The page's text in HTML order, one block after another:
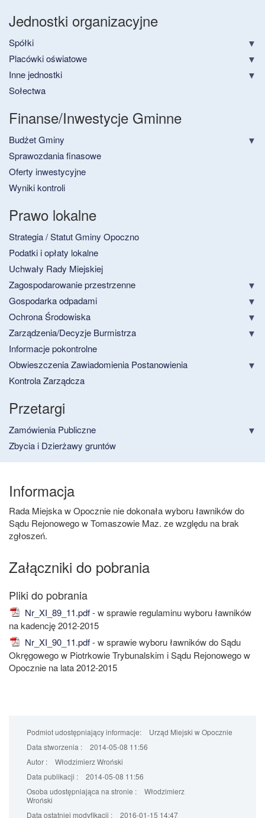
Jednostki organizacyjne
Spółki
Placówki oświatowe
Inne jednostki
Sołectwa
Finanse/Inwestycje Gminne
Budżet Gminy
Sprawozdania finasowe
Oferty inwestycyjne
Wyniki kontroli
Prawo lokalne
Strategia / Statut Gminy Opoczno
Podatki i opłaty lokalne
Uchwały Rady Miejskiej
Zagospodarowanie przestrzenne
Gospodarka odpadami
Ochrona Środowiska
Zarządzenia/Decyzje Burmistrza
Informacje pokontrolne
Obwieszczenia Zawiadomienia Postanowienia
Kontrola Zarządcza
Przetargi
Zamówienia Publiczne
Zbycia i Dzierżawy gruntów
Informacja
Rada Miejska w Opocznie nie dokonała wyboru ławników do
Sądu Rejonowego w Tomaszowie Maz. ze względu na brak
zgłoszeń.
Załączniki do pobrania
Nr_XI_89_11.pdf- w sprawie regulaminu wyboru ławników
na kadencję 2012-2015
Nr_XI_90_11.pdf- w sprawie wyboru ławników do Sądu
Okręgowego w Piotrkowie Trybunalskim i Sądu Rejonowego w
Opocznie na lata 2012-2015
Podmiot udostępniający informacje:
Urząd Miejski w Opocznie
Data stworzenia :
2014-05-08 11:56
Autor :
Włodzimierz Wroński
Data publikacji :
2014-05-08 11:56
Osoba udostępniająca na stronie :
Włodzimierz
Wroński
Data ostatniej modyfikacji :
2016-01-15 14:47